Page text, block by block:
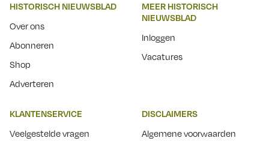
HISTORISCH NIEUWSBLAD
Over ons
Abonneren
Shop
Adverteren
MEER HISTORISCH
NIEUWSBLAD
Inloggen
Vacatures
KLANTENSERVICE
Veelgestelde vragen
DISCLAIMERS
Algemene voorwaarden